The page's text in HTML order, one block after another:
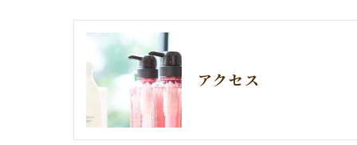
アクセス